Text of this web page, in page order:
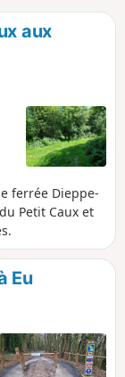
aux
ferrée Dieppe-
Petit Caux et
Eu